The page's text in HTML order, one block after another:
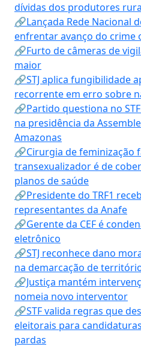
dívidas dos produtores
🔗Lançada Rede Nacional
enfrentar avanço do crime
🔗Furto de câmeras de
maior
🔗STJ aplica fungibilidade
recorrente em erro sobre
🔗Partido questiona no
na presidência da
Amazonas
🔗Cirurgia de feminização
transexualizador é de
planos de saúde
🔗Presidente do TRF1
representantes da Anafe
🔗Gerente da CEF é
eletrônico
🔗STJ reconhece dano
na demarcação de
🔗Justiça mantém
nomeia novo interventor
🔗STF valida regras que
eleitorais para
pardas